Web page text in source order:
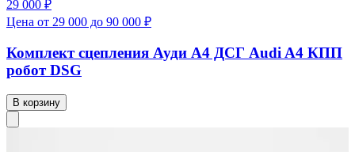
29 000 ₽
Цена от 29 000 до 90 000 ₽
Комплект сцепления Ауди А4 ДСГ Audi A4 КПП
робот DSG
В корзину